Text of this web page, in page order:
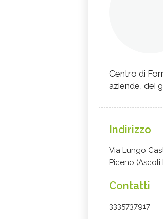
Centro di
aziende, dei
Indirizzo
Via Lungo
Piceno
Contatti
3335737917